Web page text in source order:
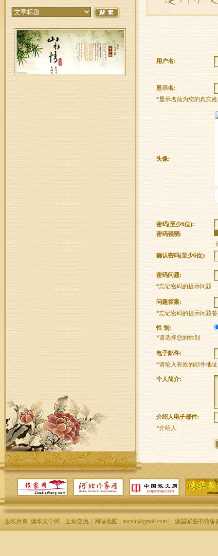
用户名:
显示名:
*显示名须为您的真实
头像:
密码(至少6位):
密码强弱:
确认密码(至少6位):
密码问题:
*忘记密码的提示问题
问题答案:
*忘记密码的提示问题
性 别:
*请选择您的性别
电子邮件:
*请输入有效的邮件地址
个人简介:
介绍人电子邮件:
*介绍人
版权所有 澳华文学网 互动交流 网站地图 | aucnln@gmail.com | 澳国家图书馆备